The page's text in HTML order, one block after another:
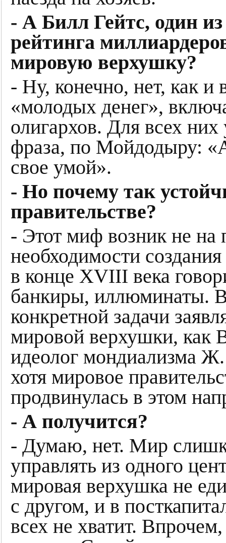
- А Билл Гейтс, один
рейтинга
мировую верхушку?
- Ну, конечно, нет, как и
«молодых денег»,
олигархов. Для всех
фраза, по Мойдодыру:
свое умой».
- Но почему так
правительстве?
- Этот миф возник не на
необходимости
в конце XVIII века
банкиры, иллюминаты.
конкретной задачи
мировой верхушки, как
идеолог мондиализма
хотя мировое
продвинулась в этом
- А получится?
- Думаю, нет. Мир
управлять из одного
мировая верхушка не
с другом, и в
всех не хватит.